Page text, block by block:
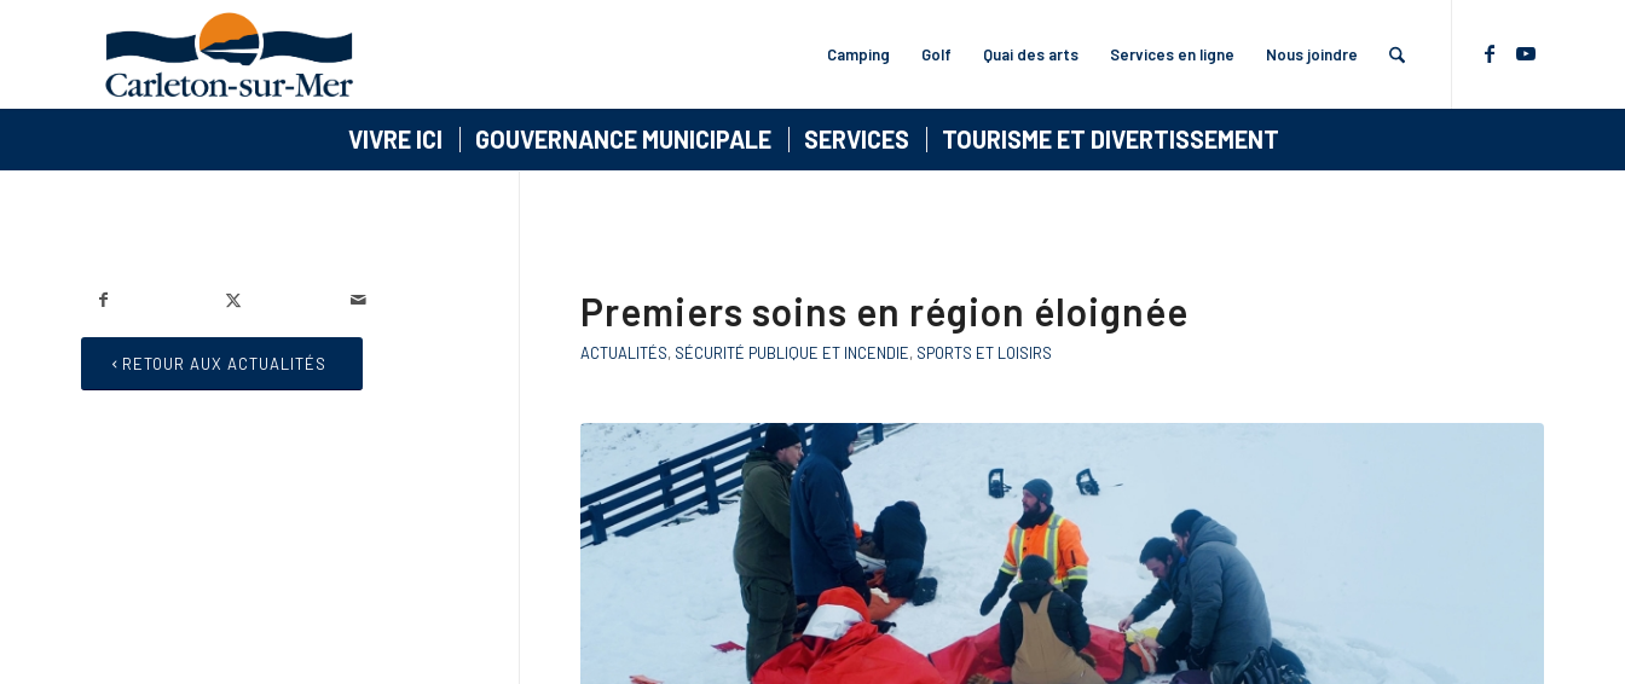
Camping Golf Quai des arts Services en ligne Nous joindre
VIVRE ICI GOUVERNANCE MUNICIPALE SERVICES TOURISME ET DIVERTISSEMENT
Premiers soins en région éloignée
ACTUALITÉS, SÉCURITÉ PUBLIQUE ET INCENDIE, SPORTS ET LOISIRS
RETOUR AUX ACTUALITÉS